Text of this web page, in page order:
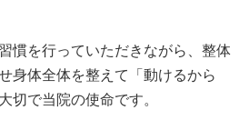
慣を行っていただきながら、整体
身体全体を整えて「動けるから
切で当院の使命です。